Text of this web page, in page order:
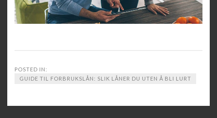
POSTED IN:
GUIDE TIL FORBRUKSLÅN: SLIK LÅNER DU UTEN Å BLI LURT